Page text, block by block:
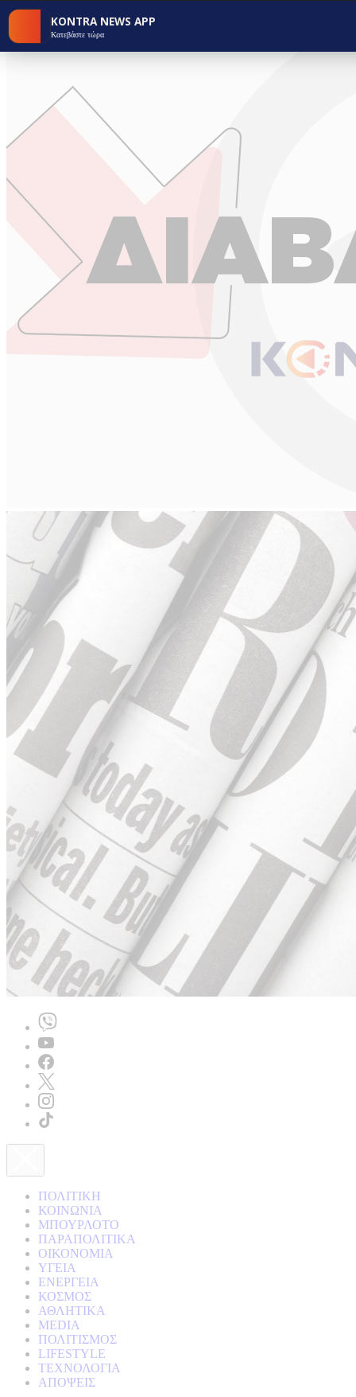
ΠΟΛΙΤΙΚΗ
ΚΟΙΝΩΝΙΑ
ΜΠΟΥΡΛΟΤΟ
ΠΑΡΑΠΟΛΙΤΙΚΑ
ΟΙΚΟΝΟΜΙΑ
ΥΓΕΙΑ
ΕΝΕΡΓΕΙΑ
ΚΟΣΜΟΣ
ΑΘΛΗΤΙΚΑ
MEDIA
ΠΟΛΙΤΙΣΜΟΣ
LIFESTYLE
ΤΕΧΝΟΛΟΓΙΑ
ΑΠΟΨΕΙΣ
KONTRA NEWS APP
Κατεβάστε τώρα